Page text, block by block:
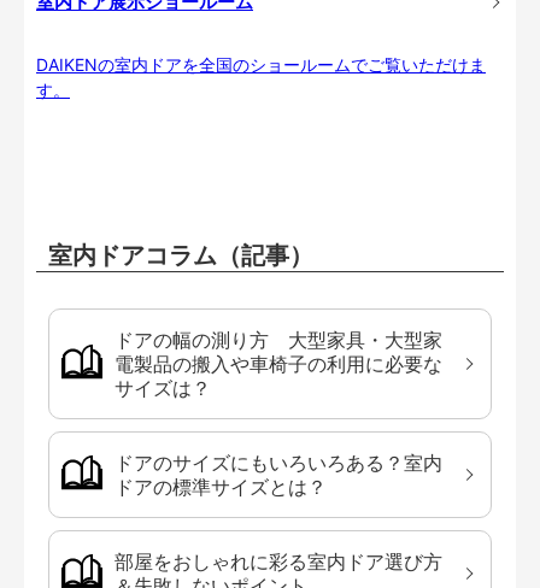
DAIKENの室内ドアを全国のショールームでご覧いただけま
す。
室内ドアコラム（記事）
ドアの幅の測り方 大型家具・大型家
電製品の搬入や車椅子の利用に必要な
サイズは？
ドアのサイズにもいろいろある？室内
ドアの標準サイズとは？
部屋をおしゃれに彩る室内ドア選び方